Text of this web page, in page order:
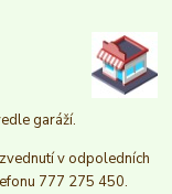
garáží.
v odpoledních
777 275 450.